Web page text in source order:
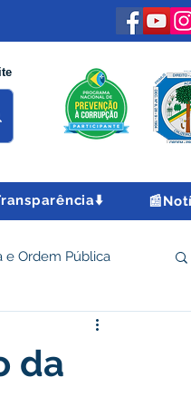
e Ordem Pública
e Turismo
da